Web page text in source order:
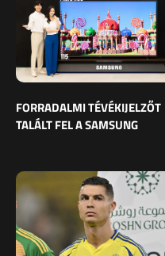
FORRADALMI TÉVÉKIJELZŐT
TALÁLT FEL A SAMSUNG